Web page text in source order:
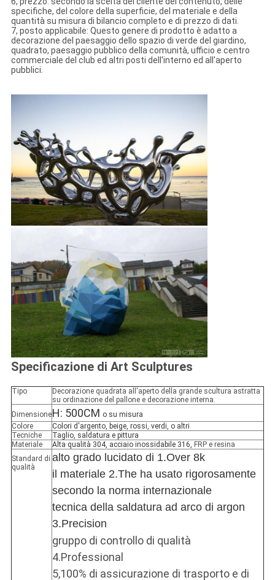
specifiche, del colore della superficie, del materiale e della
quantità su misura di bilancio completo e di prezzo di dati.
7, posto applicabile: Questo genere di prodotto è adatto a
decorazione del paesaggio dello spazio di verde del giardino,
quadrato, paesaggio pubblico della comunità, ufficio e centro
commerciale del club ed altri posti dell'interno ed all'aperto
pubblici.
Specificazione di Art Sculptures
Tipo
Decorazione quadrata all'aperto della grande scultura astratta
su ordinazione del pallone e decorazione interna.
DimensioneH: 500CM o su misura
Colore
Colori d'argento, beige, rossi, verdi, o altri
Tecniche
Taglio, saldatura e pittura
Materiale
Alta qualità 304, acciaio inossidabile 316, FRP e resina
Standard di
qualità
alto grado lucidato di 1.Over 8k
il materiale 2.The ha usato rigorosamente
secondo la norma internazionale
tecnica della saldatura ad arco di argon
3.Precision
gruppo di controllo di qualità
4.Professional
5,100% di assicurazione di trasporto e di